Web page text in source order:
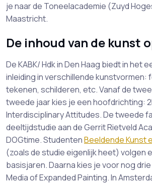
je naar de Toneelacademie (Zuyd
Maastricht.
De inhoud van de kunst
De KABK/ Hdk in Den Haag biedt in het
inleiding in verschillende kunstvormen:
tekenen, schilderen, etc. Vanaf de
tweede jaar kies je een hoofdrichting:
Interdisciplinary Attitudes. De tweede
deeltijdstudie aan de Gerrit Rietveld
DOGtime. StudentenBeeldende Kunst
(zoals de studie eigenlijk heet) volgen
basisjaren. Daarna kies je voor nog
Media of Expanded Painting. In